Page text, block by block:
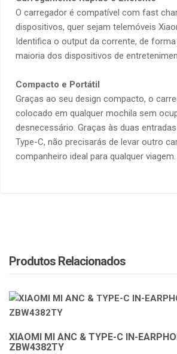
O carregador é compatível com fast
dispositivos, quer sejam telemóveis
Identifica o output da corrente, de
maioria dos dispositivos de
Compacto e Portátil
Graças ao seu design compacto, o
colocado em qualquer mochila sem
desnecessário. Graças às duas entradas
Type-C, não precisarás de levar outro
companheiro ideal para qualquer viagem.
Produtos Relacionados
XIAOMI MI ANC & TYPE-C IN-
ZBW4382TY